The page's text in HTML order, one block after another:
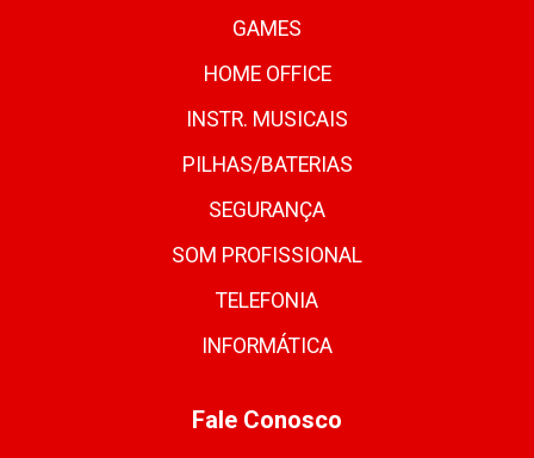
GAMES
HOME OFFICE
INSTR. MUSICAIS
PILHAS/BATERIAS
SEGURANÇA
SOM PROFISSIONAL
TELEFONIA
INFORMÁTICA
Fale Conosco